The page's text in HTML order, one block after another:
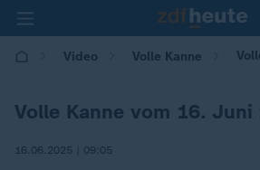
Video Volle Kanne
Volle Kanne vom 16. Juni
16.06.2025 | 09:05